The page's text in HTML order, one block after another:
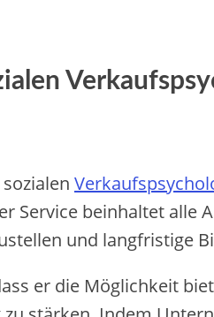
Service beinhaltet
und langfristige
er die Möglichkeit